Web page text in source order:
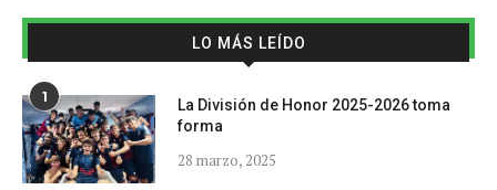
LO MÁS LEÍDO
1
La División de Honor 2025-2026 toma
forma
28 marzo, 2025